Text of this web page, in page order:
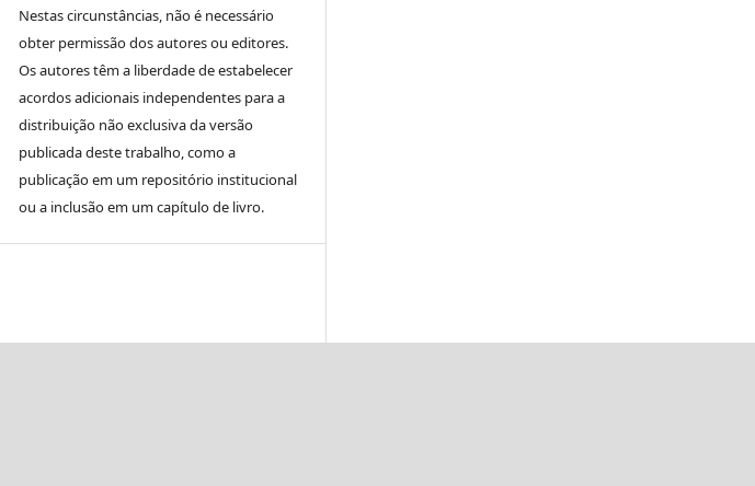
Nestas circunstâncias, não é necessário
obter permissão dos autores ou editores.
Os autores têm a liberdade de estabelecer
acordos adicionais independentes para a
distribuição não exclusiva da versão
publicada deste trabalho, como a
publicação em um repositório institucional
ou a inclusão em um capítulo de livro.